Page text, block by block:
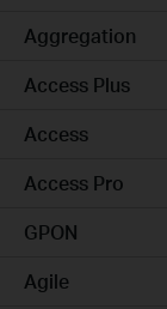
Aggregation
Access Plus
Access
Access Pro
GPON
Agile